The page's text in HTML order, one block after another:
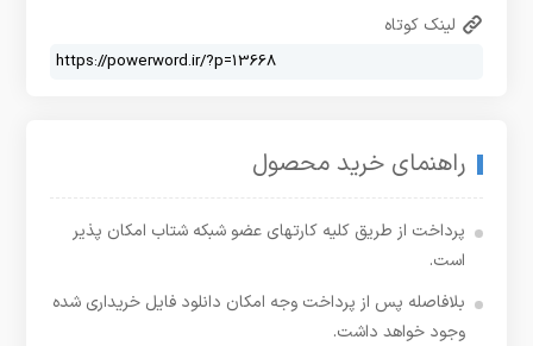
لینک کوتاه
راهنمای خرید محصول
پرداخت از طریق کلیه کارتهای عضو شبکه شتاب امکان پذیر
است.
بلافاصله پس از پرداخت وجه امکان دانلود فایل خریداری شده
وجود خواهد داشت.